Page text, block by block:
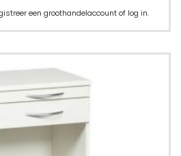
een groothandelaccount of log in.